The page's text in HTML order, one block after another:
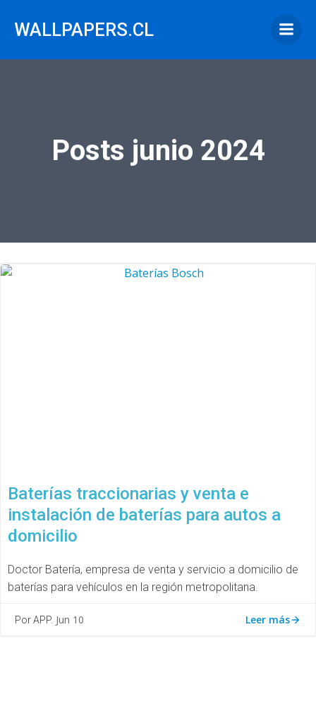
WALLPAPERS.CL
Posts junio 2024
Baterías traccionarias y venta e
instalación de baterías para autos a
domicilio
Doctor Batería, empresa de venta y servicio a domicilio de
baterías para vehículos en la región metropolitana.
Por APP. Jun 10 Leer más